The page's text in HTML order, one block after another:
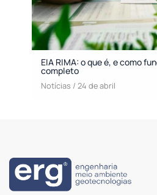
EIA RIMA: o que é, e como
completo
Notícias / 24 de abril